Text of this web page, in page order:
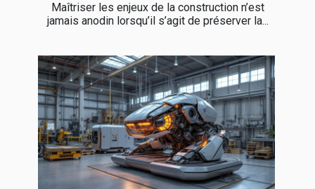
Maîtriser les enjeux de la construction n’est
jamais anodin lorsqu’il s’agit de préserver la...